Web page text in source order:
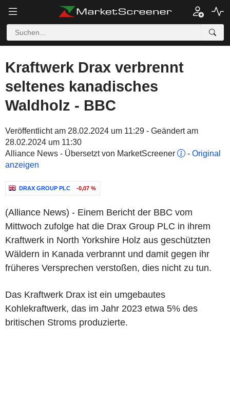
Kraftwerk Drax verbrennt
seltenes kanadisches
Waldholz - BBC
Veröffentlicht am 28.02.2024 um 11:29 - Geändert am
28.02.2024 um 11:30
Alliance News - Übersetzt von MarketScreener
- Original
anzeigen
DRAX GROUP PLC -0,07 %
(Alliance News) - Einem Bericht der BBC vom
Mittwoch zufolge hat die Drax Group PLC in ihrem
Kraftwerk in North Yorkshire Holz aus geschützten
Wäldern in Kanada verbrannt und damit gegen ihr
früheres Versprechen verstoßen, dies nicht zu tun.
Das Kraftwerk Drax ist ein umgebautes
Kohlekraftwerk, das im Jahr 2023 etwa 5% des
britischen Stroms produzierte.